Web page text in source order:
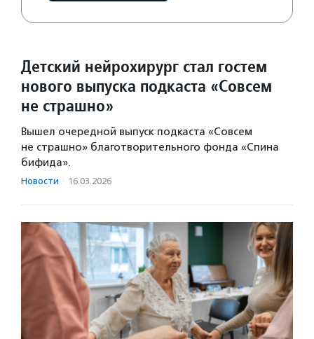
Детский нейрохирург стал гостем
нового выпуска подкаста «Совсем
не страшно»
Вышел очередной выпуск подкаста «Совсем
не страшно» благотворительного фонда «Спина
бифида».
Новости · 16.03.2026